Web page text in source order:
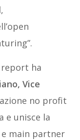
report ha
Vice
no profit
e unisce la
e main partner